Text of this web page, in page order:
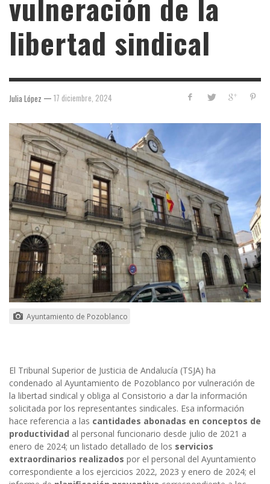
libertad sindical
Julia López — 17 diciembre, 2024
Ayuntamiento de Pozoblanco
El Tribunal Superior de Justicia de Andalucía (TSJA) ha
condenado al Ayuntamiento de Pozoblanco por vulneración de
la libertad sindical y obliga al Consistorio a dar la información
solicitada por los representantes sindicales. Esa información
hace referencia a las cantidades abonadas en conceptos de
productividad al personal funcionario desde julio de 2021 a
enero de 2024; un listado detallado de los servicios
extraordinarios realizados por el personal del Ayuntamiento
correspondiente a los ejercicios 2022, 2023 y enero de 2024; el